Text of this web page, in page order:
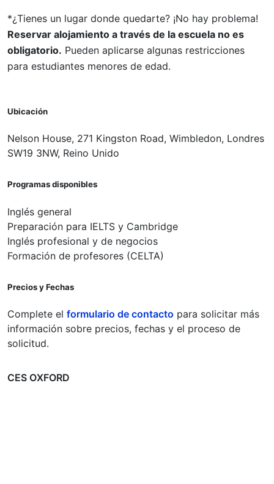
*¿Tienes un lugar donde quedarte? ¡No hay problema!
Reservar alojamiento a través de la escuela no es
obligatorio. Pueden aplicarse algunas restricciones
para estudiantes menores de edad.
Ubicación
Nelson House, 271 Kingston Road, Wimbledon, Londres
SW19 3NW, Reino Unido
Programas disponibles
Inglés general
Preparación para IELTS y Cambridge
Inglés profesional y de negocios
Formación de profesores (CELTA)
Precios y Fechas
Complete el formulario de contacto para solicitar más
información sobre precios, fechas y el proceso de
solicitud.
CES OXFORD